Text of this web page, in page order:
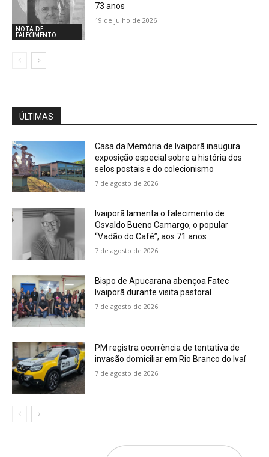
NOTA DE
FALECIMENTO
73 anos
19 de julho de 2026
ÚLTIMAS
Casa da Memória de Ivaiporã inaugura
exposição especial sobre a história dos
selos postais e do colecionismo
7 de agosto de 2026
Ivaiporã lamenta o falecimento de
Osvaldo Bueno Camargo, o popular
“Vadão do Café”, aos 71 anos
7 de agosto de 2026
Bispo de Apucarana abençoa Fatec
Ivaiporã durante visita pastoral
7 de agosto de 2026
PM registra ocorrência de tentativa de
invasão domiciliar em Rio Branco do Ivaí
7 de agosto de 2026